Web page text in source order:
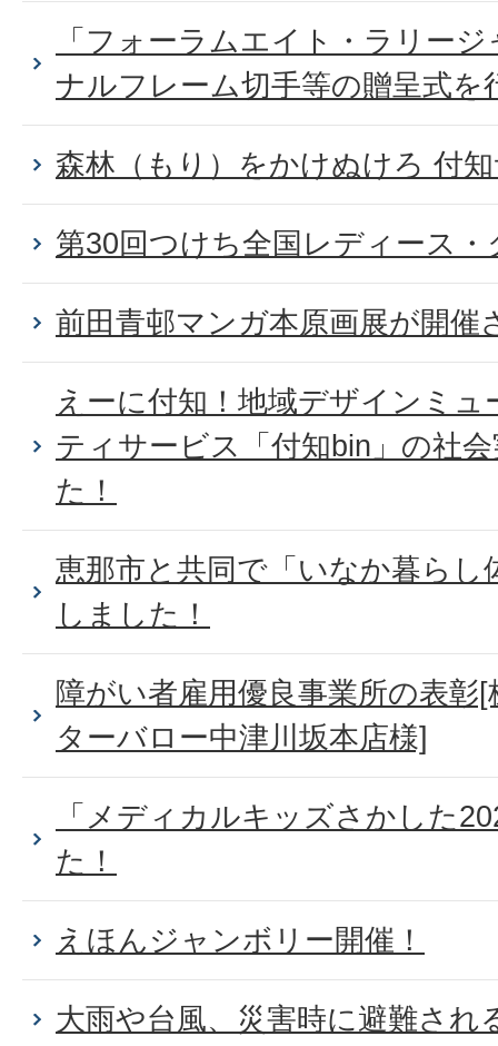
「フォーラムエイト・ラリー
ナルフレーム切手等の贈呈式を
森林（もり）をかけぬけろ 付
第30回つけち全国レディース
前田青邨マンガ本原画展が開催
えーに付知！地域デザインミ
ティサービス「付知bin」の社
た！
恵那市と共同で「いなか暮らし
しました！
障がい者雇用優良事業所の表彰
ターバロー中津川坂本店様]
「メディカルキッズさかした
た！
えほんジャンボリー開催！
大雨や台風、災害時に避難され